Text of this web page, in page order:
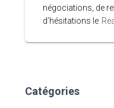
négociations, de
d’hésitations le
Catégories